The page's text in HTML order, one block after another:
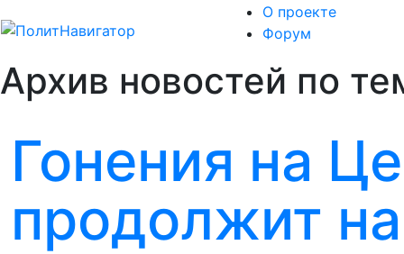
О проекте
Форум
Архив новостей по
Гонения на
продолжит